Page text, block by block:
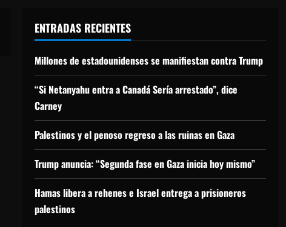
ENTRADAS RECIENTES
Millones de estadounidenses se manifiestan contra Trump
“Si Netanyahu entra a Canadá Sería arrestado”, dice
Carney
Palestinos y el penoso regreso a las ruinas en Gaza
Trump anuncia: “Segunda fase en Gaza inicia hoy mismo”
Hamas libera a rehenes e Israel entrega a prisioneros
palestinos